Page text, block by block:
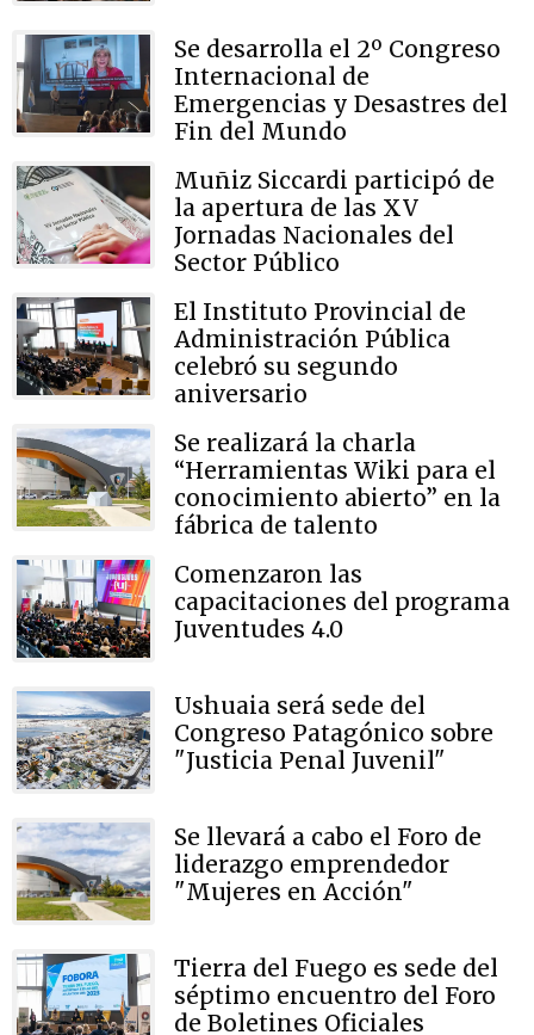
Se desarrolla el 2º Congreso
Internacional de
Emergencias y Desastres del
Fin del Mundo
Muñiz Siccardi participó de
la apertura de las XV
Jornadas Nacionales del
Sector Público
El Instituto Provincial de
Administración Pública
celebró su segundo
aniversario
Se realizará la charla
“Herramientas Wiki para el
conocimiento abierto” en la
fábrica de talento
Comenzaron las
capacitaciones del programa
Juventudes 4.0
Ushuaia será sede del
Congreso Patagónico sobre
"Justicia Penal Juvenil"
Se llevará a cabo el Foro de
liderazgo emprendedor
"Mujeres en Acción"
Tierra del Fuego es sede del
séptimo encuentro del Foro
de Boletines Oficiales